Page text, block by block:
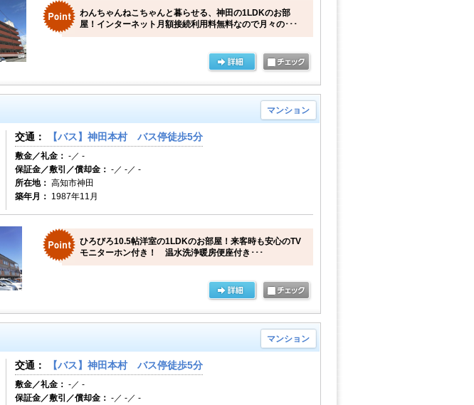
わんちゃんねこちゃんと暮らせる、神田の1LDKのお部
屋！インターネット月額接続利用料無料なので月々の･･･
マンション
交通： 【バス】神田本村 バス停徒歩5分
敷金／礼金： -／ -
保証金／敷引／償却金： -／ -／ -
所在地： 高知市神田
築年月： 1987年11月
ひろびろ10.5帖洋室の1LDKのお部屋！来客時も安心のTV
モニターホン付き！ 温水洗浄暖房便座付き･･･
マンション
交通： 【バス】神田本村 バス停徒歩5分
敷金／礼金： -／ -
保証金／敷引／償却金： -／ -／ -